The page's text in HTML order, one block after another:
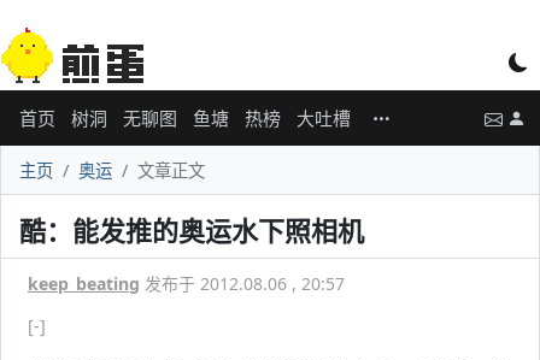
首页 树洞 无聊图 鱼塘 热榜 大吐槽
主页 奥运 文章正文
酷：能发推的奥运水下照相机
keep_beating 发布于 2012.08.06 , 20:57
[-]